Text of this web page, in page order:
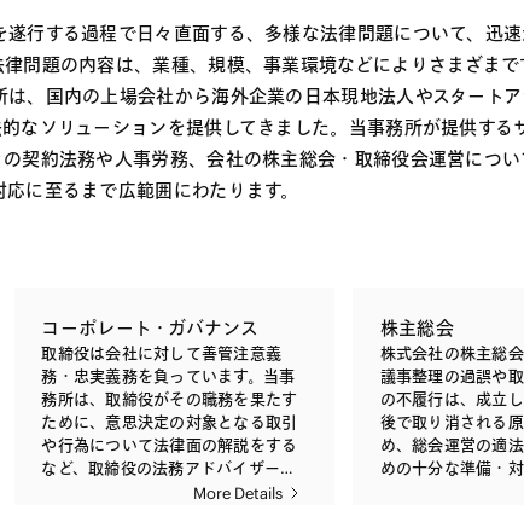
行する過程で日々直面する、多様な法律問題について、迅
問題の内容は、業種、規模、事業環境などによりさまざま
、国内の上場会社から海外企業の日本現地法人やスタート
なソリューションを提供してきました。当事務所が提供する
契約法務や人事労務、会社の株主総会・取締役会運営につ
に至るまで広範囲にわたります。
コーポレート・ガバナンス
取締役は会社に対して善管注意義
務・忠実義務を負っています。当事
務所は、取締役がその職務を果たす
ために、意思決定の対象となる取引
や行為について法律面の解説をする
など、取締役の法務アドバイザーと
しての活動も行っています。また、
More Details
株主総会
株式会社の株主総
議事整理の過誤や
の不履行は、成立
後で取り消される
め、総会運営の適
めの十分な準備・
す。また、近年で